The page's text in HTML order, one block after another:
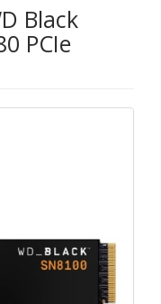
Black
PCIe